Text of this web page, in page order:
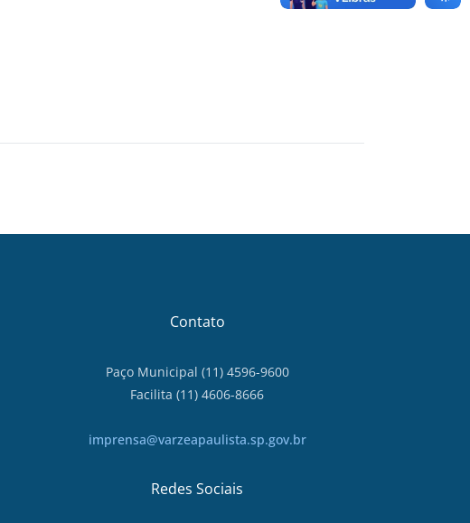
Contato
Paço Municipal (11) 4596-9600
Facilita (11) 4606-8666
imprensa@varzeapaulista.sp.gov.br
Redes Sociais